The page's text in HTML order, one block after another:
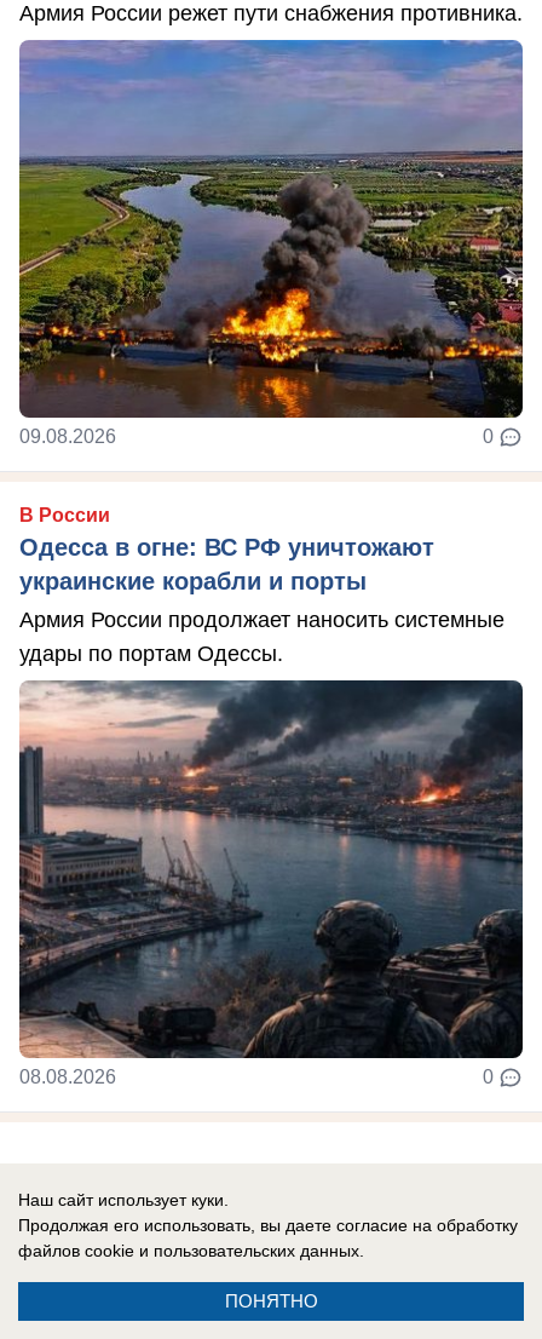
Армия России режет пути снабжения противника.
09.08.2026 0
В России
Одесса в огне: ВС РФ уничтожают
украинские корабли и порты
Армия России продолжает наносить системные
удары по портам Одессы.
08.08.2026 0
Наш сайт использует куки.
Продолжая его использовать, вы даете согласие на обработку
файлов cookie и пользовательских данных.
ПОНЯТНО